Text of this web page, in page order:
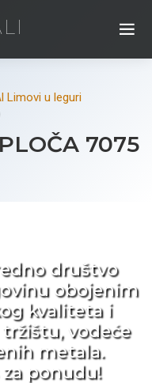
Limovi u leguri
7075
društvo
obojenim
kvaliteta i
vodeće
metala.
ponudu!